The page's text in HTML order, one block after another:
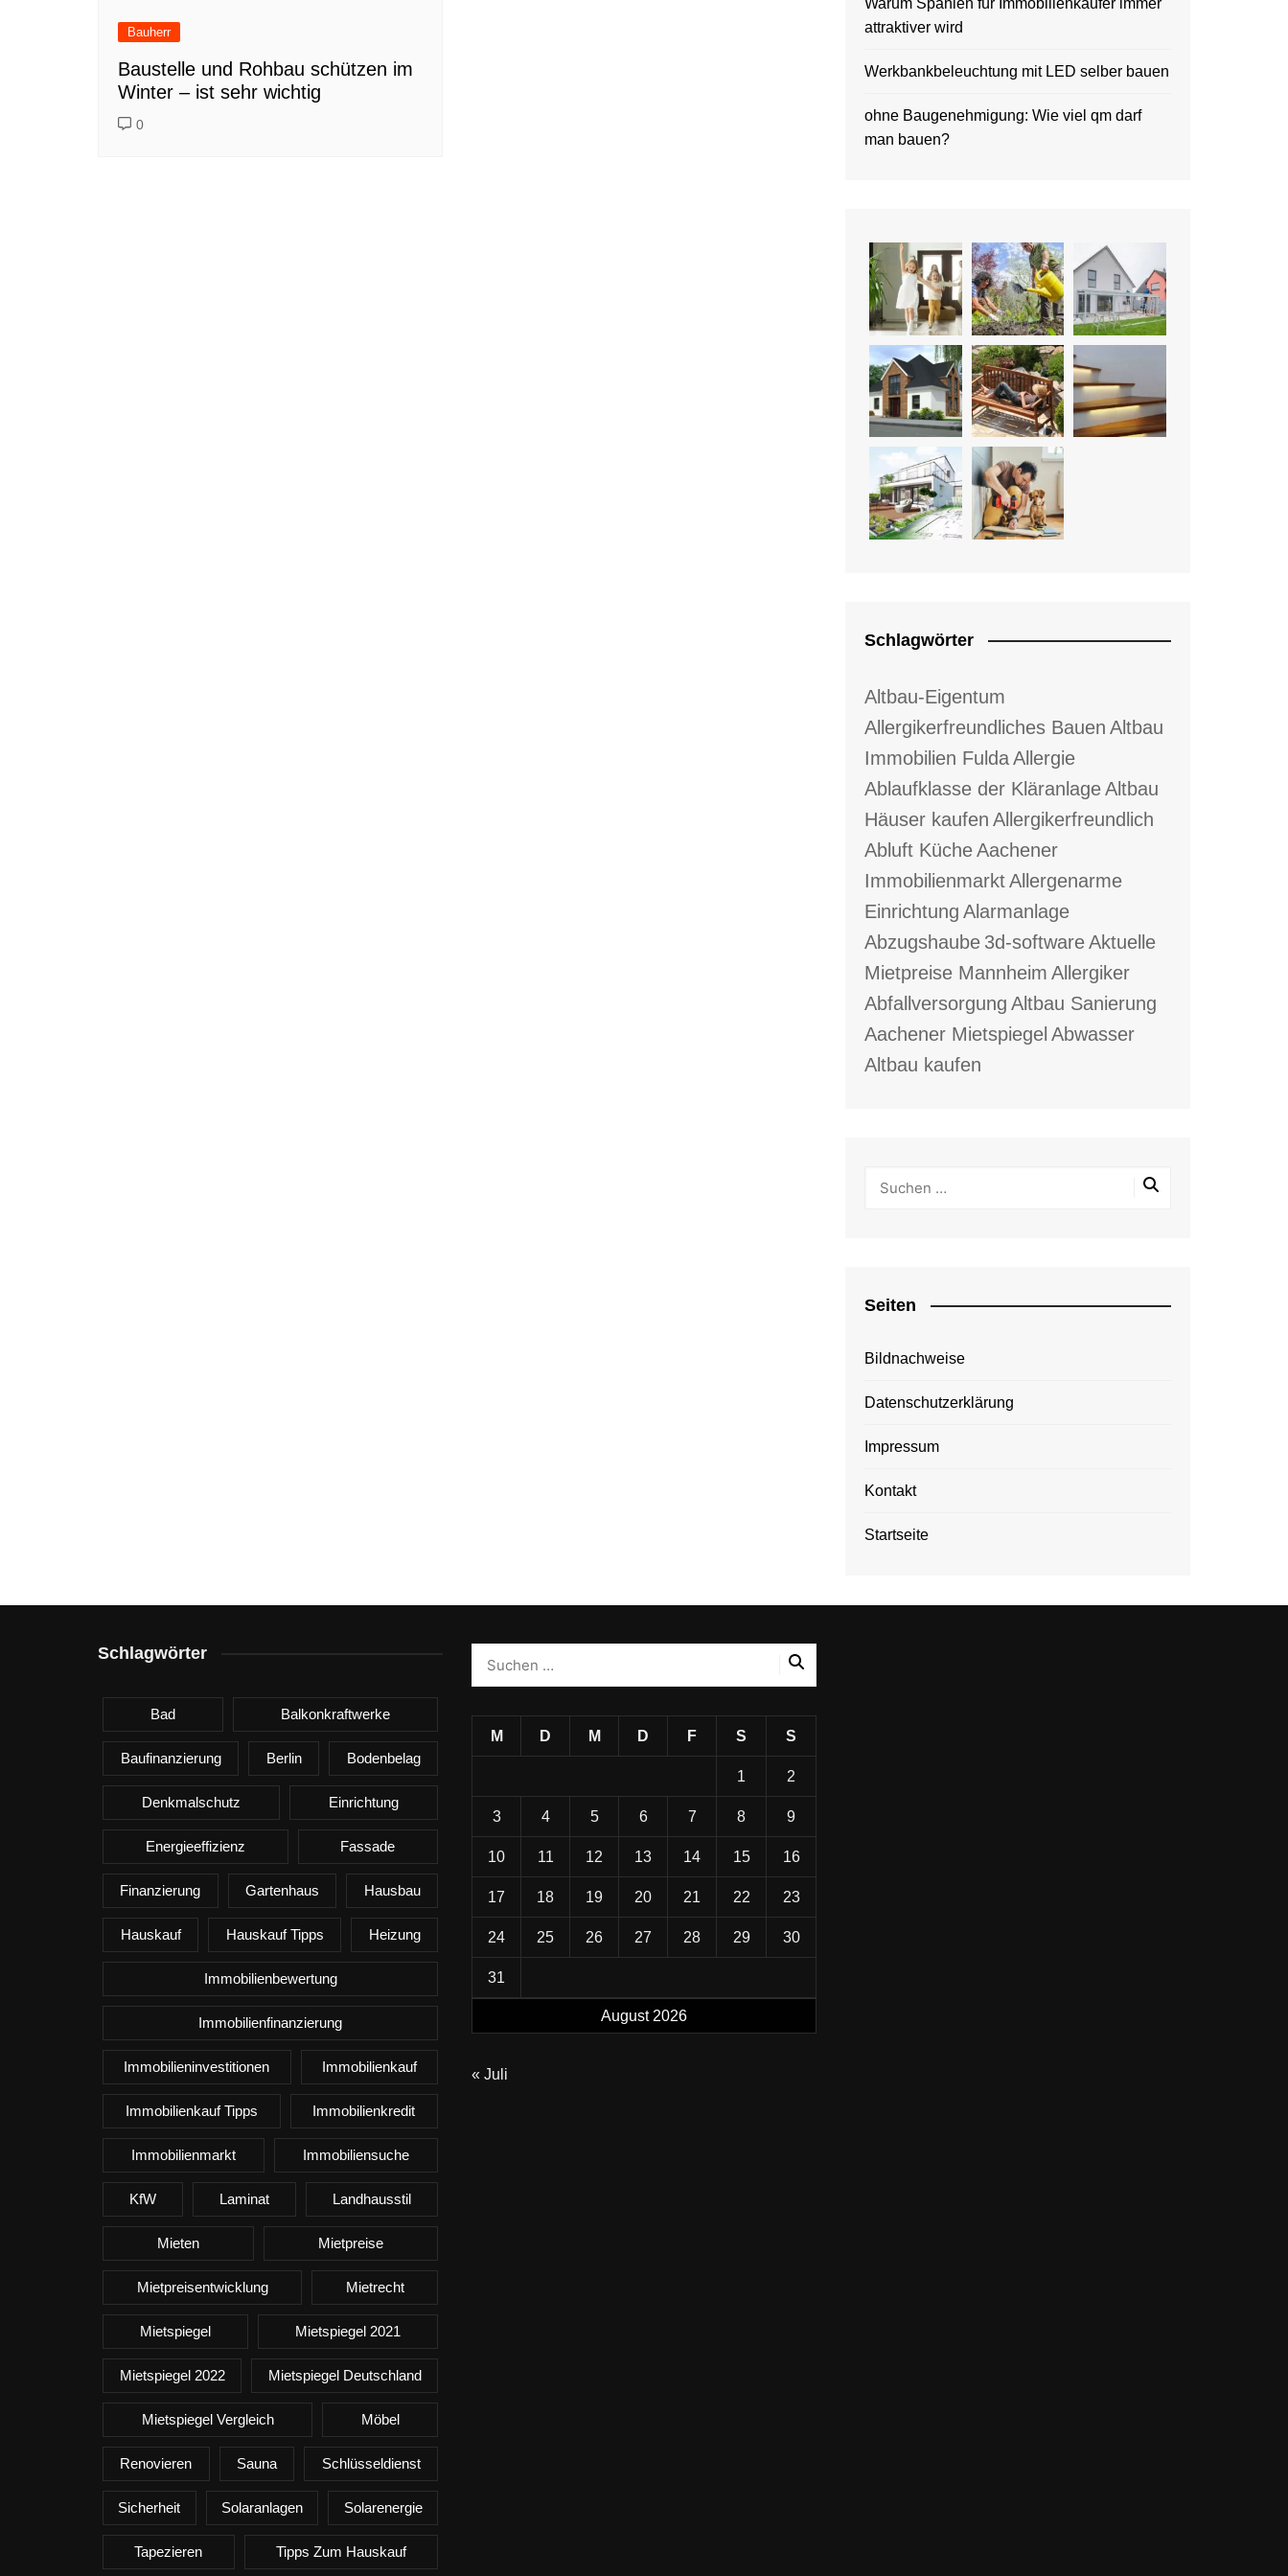
Bauherr
Baustelle und Rohbau schützen im
Winter – ist sehr wichtig
0
Warum Spanien für Immobilienkäufer immer
attraktiver wird
Werkbankbeleuchtung mit LED selber bauen
ohne Baugenehmigung: Wie viel qm darf
man bauen?
Schlagwörter
Altbau-Eigentum
Allergikerfreundliches Bauen Altbau
Immobilien FuldaAllergie
Ablaufklasse der KläranlageAltbau
Häuser kaufen Allergikerfreundlich
Abluft KücheAachener
ImmobilienmarktAllergenarme
Einrichtung Alarmanlage
Abzugshaube 3d-softwareAktuelle
Mietpreise Mannheim Allergiker
Abfallversorgung Altbau Sanierung
Aachener Mietspiegel Abwasser
Altbau kaufen
Seiten
Bildnachweise
Datenschutzerklärung
Impressum
Kontakt
Startseite
Schlagwörter
Bad Balkonkraftwerke
Baufinanzierung Berlin Bodenbelag
Denkmalschutz Einrichtung
Energieeffizienz Fassade
Finanzierung Gartenhaus Hausbau
Hauskauf Hauskauf Tipps Heizung
Immobilienbewertung
Immobilienfinanzierung
Immobilieninvestitionen Immobilienkauf
Immobilienkauf Tipps Immobilienkredit
Immobilienmarkt Immobiliensuche
KfW Laminat Landhausstil
Mieten Mietpreise
Mietpreisentwicklung Mietrecht
Mietspiegel Mietspiegel 2021
Mietspiegel 2022 Mietspiegel Deutschland
Mietspiegel Vergleich Möbel
Renovieren Sauna Schlüsseldienst
Sicherheit Solaranlagen Solarenergie
Tapezieren Tipps Zum Hauskauf
August 2026
M D M D F S S
1 2
3 4 5 6 7 8 9
10 11 12 13 14 15 16
17 18 19 20 21 22 23
24 25 26 27 28 29 30
31
« Juli